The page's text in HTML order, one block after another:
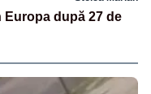
Europa după 27 de